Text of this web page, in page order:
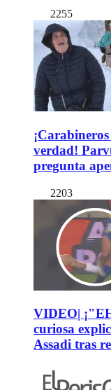
2255
verdad!
pregunta
2203
VIDEO|
curiosa
Assadi tras